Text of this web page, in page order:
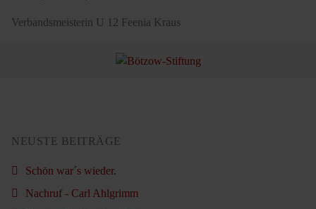
Verbandsmeisterin U 12 Feenia Kraus
NEUSTE BEITRÄGE
Schön war´s wieder.
Nachruf - Carl Ahlgrimm